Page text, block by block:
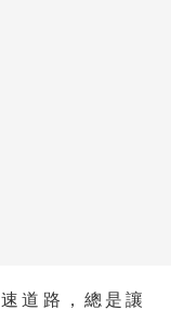
道路，總是讓